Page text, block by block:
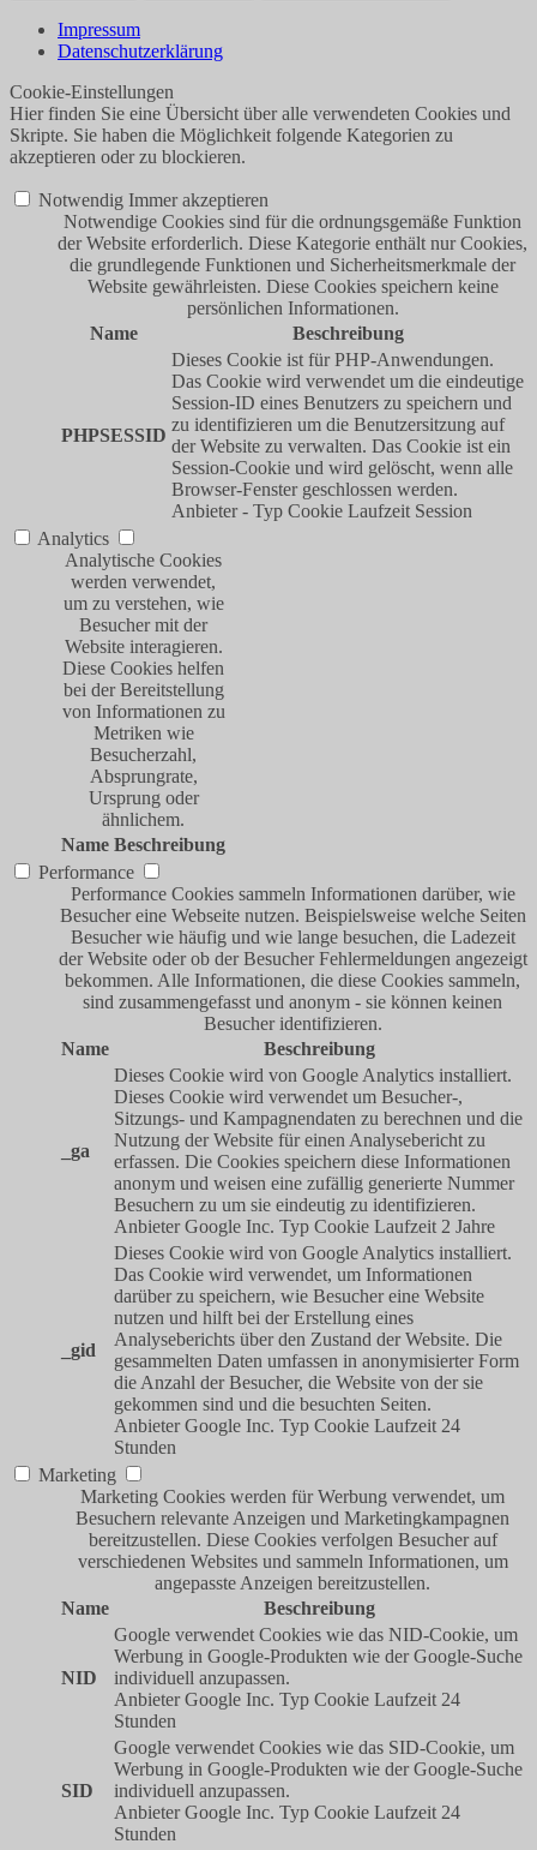
Impressum
Datenschutzerklärung
Cookie-Einstellungen
Hier finden Sie eine Übersicht über alle verwendeten Cookies und
Skripte. Sie haben die Möglichkeit folgende Kategorien zu
akzeptieren oder zu blockieren.
Notwendig Immer akzeptieren
Notwendige Cookies sind für die ordnungsgemäße Funktion
der Website erforderlich. Diese Kategorie enthält nur Cookies,
die grundlegende Funktionen und Sicherheitsmerkmale der
Website gewährleisten. Diese Cookies speichern keine
persönlichen Informationen.
Name
Beschreibung
PHPSESSID
Dieses Cookie ist für PHP-Anwendungen.
Das Cookie wird verwendet um die eindeutige
Session-ID eines Benutzers zu speichern und
zu identifizieren um die Benutzersitzung auf
der Website zu verwalten. Das Cookie ist ein
Session-Cookie und wird gelöscht, wenn alle
Browser-Fenster geschlossen werden.
Anbieter - Typ Cookie Laufzeit Session
Analytics
Analytische Cookies
werden verwendet,
um zu verstehen, wie
Besucher mit der
Website interagieren.
Diese Cookies helfen
bei der Bereitstellung
von Informationen zu
Metriken wie
Besucherzahl,
Absprungrate,
Ursprung oder
ähnlichem.
Name Beschreibung
Performance
Performance Cookies sammeln Informationen darüber, wie
Besucher eine Webseite nutzen. Beispielsweise welche Seiten
Besucher wie häufig und wie lange besuchen, die Ladezeit
der Website oder ob der Besucher Fehlermeldungen angezeigt
bekommen. Alle Informationen, die diese Cookies sammeln,
sind zusammengefasst und anonym - sie können keinen
Besucher identifizieren.
Name
Beschreibung
_ga
Dieses Cookie wird von Google Analytics installiert.
Dieses Cookie wird verwendet um Besucher-,
Sitzungs- und Kampagnendaten zu berechnen und die
Nutzung der Website für einen Analysebericht zu
erfassen. Die Cookies speichern diese Informationen
anonym und weisen eine zufällig generierte Nummer
Besuchern zu um sie eindeutig zu identifizieren.
Anbieter Google Inc. Typ Cookie Laufzeit 2 Jahre
_gid
Dieses Cookie wird von Google Analytics installiert.
Das Cookie wird verwendet, um Informationen
darüber zu speichern, wie Besucher eine Website
nutzen und hilft bei der Erstellung eines
Analyseberichts über den Zustand der Website. Die
gesammelten Daten umfassen in anonymisierter Form
die Anzahl der Besucher, die Website von der sie
gekommen sind und die besuchten Seiten.
Anbieter Google Inc. Typ Cookie Laufzeit 24
Stunden
Marketing
Marketing Cookies werden für Werbung verwendet, um
Besuchern relevante Anzeigen und Marketingkampagnen
bereitzustellen. Diese Cookies verfolgen Besucher auf
verschiedenen Websites und sammeln Informationen, um
angepasste Anzeigen bereitzustellen.
Name
Beschreibung
NID
Google verwendet Cookies wie das NID-Cookie, um
Werbung in Google-Produkten wie der Google-Suche
individuell anzupassen.
Anbieter Google Inc. Typ Cookie Laufzeit 24
Stunden
SID
Google verwendet Cookies wie das SID-Cookie, um
Werbung in Google-Produkten wie der Google-Suche
individuell anzupassen.
Anbieter Google Inc. Typ Cookie Laufzeit 24
Stunden